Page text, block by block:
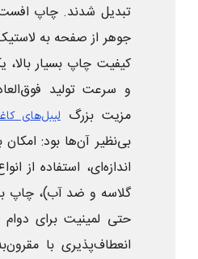
تبدیل شدند. چاپ افست،
جوهر از صفحه به
کیفیت چاپ بسیار بالا،
و سرعت تولید
مزیت بزرگ لیبل‌های
بی‌نظیر آن‌ها بود:
اندازه‌ای، استفاده از
گلاسه و ضد آب)، چاپ
حتی لمینیت برای
انعطاف‌پذیری با